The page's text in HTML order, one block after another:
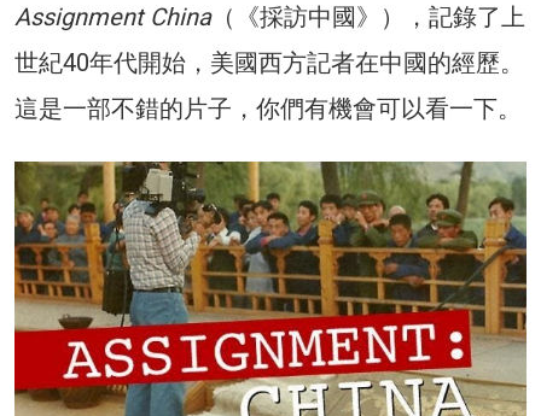
Assignment China（《採訪中國》），記錄了上
世紀40年代開始，美國西方記者在中國的經歷。
這是一部不錯的片子，你們有機會可以看一下。